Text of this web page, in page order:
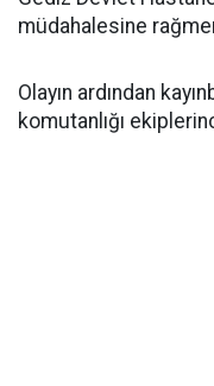
müdahalesine
Olayın ardından
komutanlığı